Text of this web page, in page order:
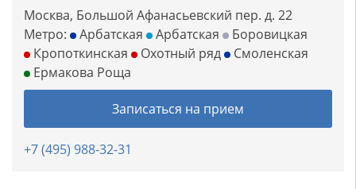
Москва, Большой Афанасьевский пер. д. 22
Метро:
Арбатская Арбатская
Боровицкая
Кропоткинская
Охотный ряд
Смоленская
Ермакова Роща
Записаться на прием
+7 (495) 988-32-31